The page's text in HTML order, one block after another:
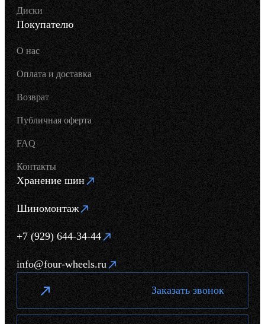
Диски
Покупателю
О нас
Оплата и доставка
Возврат
Публичная оферта
FAQ
Контакты
Хранение шин
Шиномонтаж
+7 (929) 644-34-44
info@four-wheels.ru
Заказать звонок